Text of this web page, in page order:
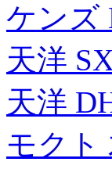
ケンズ
天洋
天洋
モクト